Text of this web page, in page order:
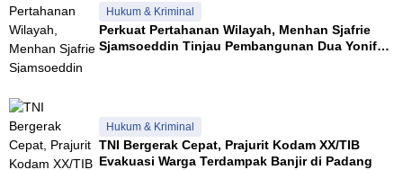
Hukum & Kriminal
Perkuat Pertahanan Wilayah, Menhan Sjafrie
Sjamsoeddin Tinjau Pembangunan Dua Yonif
Hukum & Kriminal
TNI Bergerak Cepat, Prajurit Kodam XX/TIB
Evakuasi Warga Terdampak Banjir di Padang